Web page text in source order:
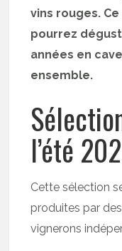
vins rouges.
pourrez
années en
ensemble.
l’été
Cette sélection
produites par
vignerons